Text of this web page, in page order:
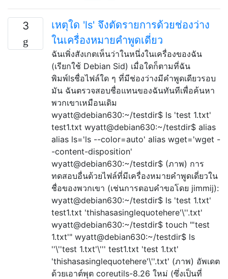
3
เหตุใด 'ls' จึงตัดรายการด้วยช่องว่าง
ในเครื่องหมายคำพูดเดี่ยว
ฉันเพิ่งสังเกตเห็นว่าในหนึ่งในเครื่องของฉัน
(เรียกใช้ Debian Sid) เมื่อใดก็ตามที่ฉัน
พิมพ์lsชื่อไฟล์ใด ๆ ที่มีช่องว่างมีคำพูดเดียวรอบ
มัน ฉันตรวจสอบชื่อแทนของฉันทันทีเพื่อค้นหา
พวกเขาเหมือนเดิม
wyatt@debian630:~/testdir$ ls 'test 1.txt'
test1.txt wyatt@debian630:~/testdir$ alias
alias ls='ls --color=auto' alias wget='wget -
-content-disposition'
wyatt@debian630:~/testdir$ (ภาพ) การ
ทดสอบอื่นด้วยไฟล์ที่มีเครื่องหมายคำพูดเดี่ยวใน
ชื่อของพวกเขา (เช่นการตอบคำขอโดย jimmij):
wyatt@debian630:~/testdir$ ls 'test 1.txt'
test1.txt 'thishasasinglequotehere'\''.txt'
wyatt@debian630:~/testdir$ touch "'test
1.txt'" wyatt@debian630:~/testdir$ ls
''\''test 1.txt'\''' test1.txt 'test 1.txt'
'thishasasinglequotehere'\''.txt' (ภาพ) อัพเดต
ด้วยเอาต์พุต coreutils-8.26 ใหม่ (ซึ่งเป็นที่